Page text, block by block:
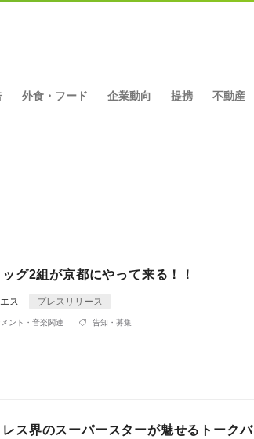
外食・フード 企業動向 提携 不動産
グ2組が京都にやって来る！！
ス プレスリリース
ント・音楽関連 告知・募集
ス界のスーパースターが魅せるトークバ